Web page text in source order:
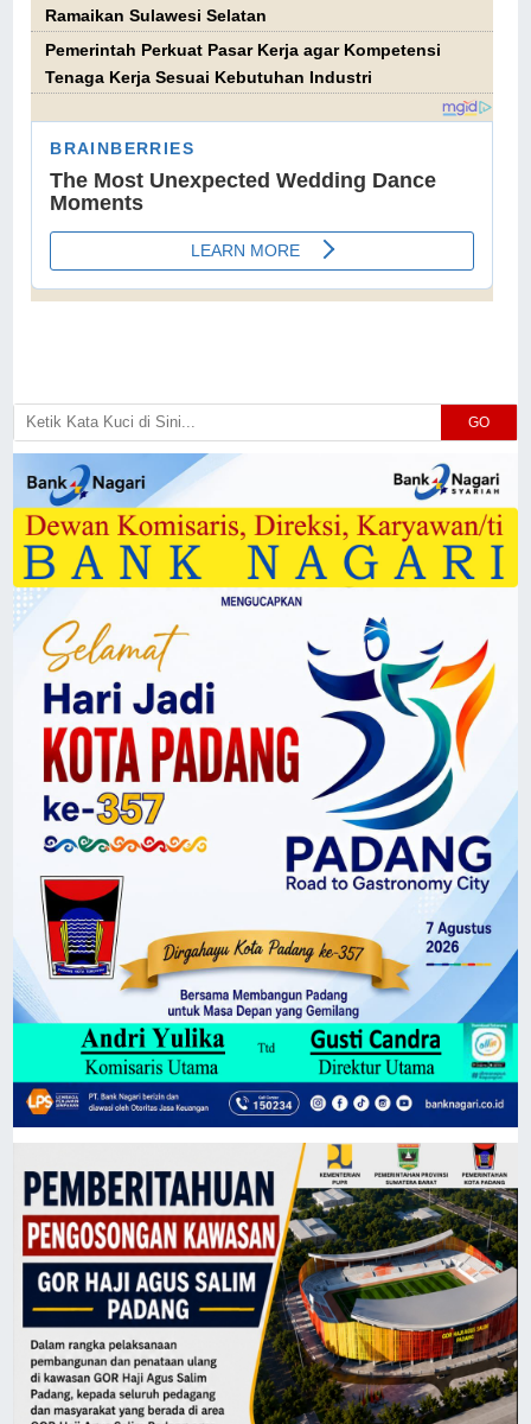
Ramaikan Sulawesi Selatan
Pemerintah Perkuat Pasar Kerja agar Kompetensi
Tenaga Kerja Sesuai Kebutuhan Industri
GO